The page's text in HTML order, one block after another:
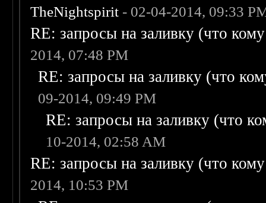
TheNightspirit - 02-04-2014, 09:33
RE: запросы на заливку (что
2014, 07:48 PM
RE: запросы на заливку (что
09-2014, 09:49 PM
RE: запросы на заливку (что
10-2014, 02:58 AM
RE: запросы на заливку (что
2014, 10:53 PM